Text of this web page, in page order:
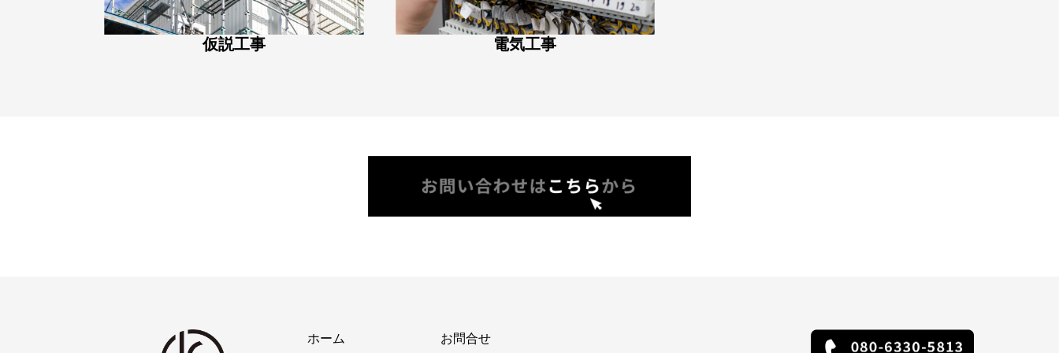
仮説工事 電気工事
ホーム お問合せ